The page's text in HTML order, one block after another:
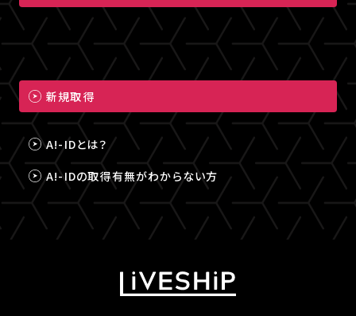
新規取得
A!-IDとは？
A!-IDの取得有無がわからない方